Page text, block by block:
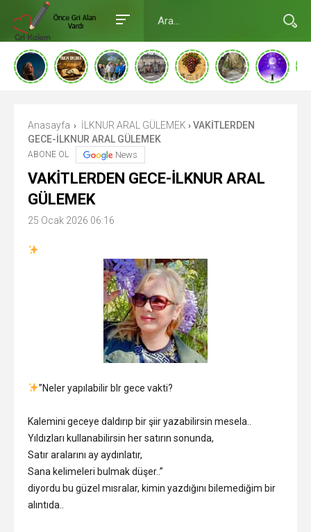
Anasayfa › İLKNUR ARAL GÜLEMEK › VAKİTLERDEN
GECE-İLKNUR ARAL GÜLEMEK
ABONE OL News
VAKİTLERDEN GECE-İLKNUR ARAL
GÜLEMEK
25 Ocak 2026 06:16
”Neler yapılabilir blr gece vakti?
Kalemini geceye daldırıp bir şiir yazabilirsin mesela..
Yıldızları kullanabilirsin her satırın sonunda,
Satır aralarını ay aydınlatır,
Sana kelimeleri bulmak düşer..”
diyordu bu güzel mısralar, kimin yazdığını bilemediğim bir
alıntıda..